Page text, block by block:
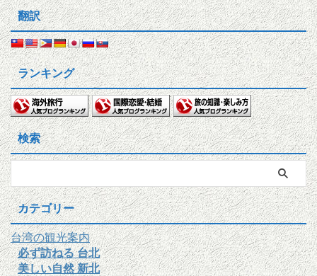
翻訳
ランキング
検索
カテゴリー
台湾の観光案内
必ず訪ねる 台北
美しい自然 新北